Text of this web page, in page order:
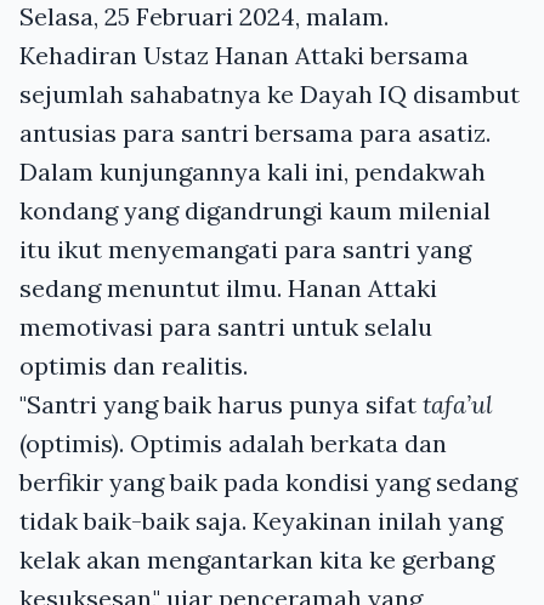
Selasa, 25 Februari 2024, malam.
Kehadiran Ustaz Hanan Attaki bersama
sejumlah sahabatnya ke Dayah IQ disambut
antusias para santri bersama para asatiz.
Dalam kunjungannya kali ini, pendakwah
kondang yang digandrungi kaum milenial
itu ikut menyemangati para santri yang
sedang menuntut ilmu. Hanan Attaki
memotivasi para santri untuk selalu
optimis dan realitis.
"Santri yang baik harus punya sifat tafa’ul
(optimis). Optimis adalah berkata dan
berfikir yang baik pada kondisi yang sedang
tidak baik-baik saja. Keyakinan inilah yang
kelak akan mengantarkan kita ke gerbang
kesuksesan," ujar penceramah yang